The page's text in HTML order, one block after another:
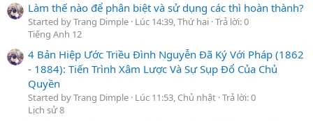
Làm thế nào để phân biệt và sử dụng các thì hoàn thành?
Started by Trang Dimple Lúc 14:39, Thứ hai Trả lời: 0
Tiếng Anh 12
4 Bản Hiệp Ước Triều Đình Nguyễn Đã Ký Với Pháp (1862
- 1884): Tiến Trình Xâm Lược Và Sự Sụp Đổ Của Chủ
Quyền
Started by Trang Dimple Lúc 11:53, Chủ nhật Trả lời: 0
Lịch sử 8